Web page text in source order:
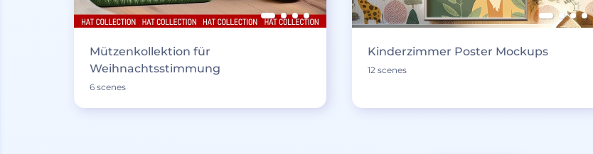
Mützenkollektion für
Weihnachtsstimmung
6 scenes
Kinderzimmer Poster Mockups
12 scenes